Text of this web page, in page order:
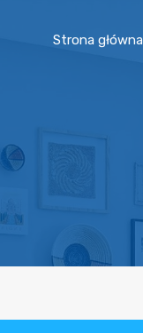
Strona główna